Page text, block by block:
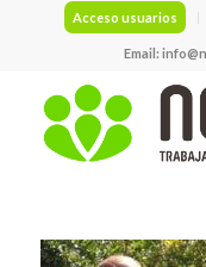
Acceso usuarios
Email: